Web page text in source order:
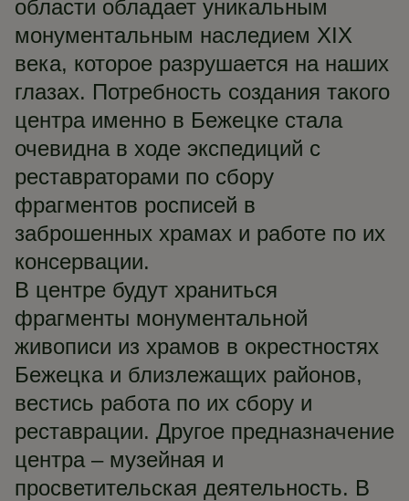
области обладает уникальным
монументальным наследием XIX
века, которое разрушается на наших
глазах. Потребность создания такого
центра именно в Бежецке стала
очевидна в ходе экспедиций с
реставраторами по сбору
фрагментов росписей в
заброшенных храмах и работе по их
консервации.
В центре будут храниться
фрагменты монументальной
живописи из храмов в окрестностях
Бежецка и близлежащих районов,
вестись работа по их сбору и
реставрации. Другое предназначение
центра – музейная и
просветительская деятельность. В